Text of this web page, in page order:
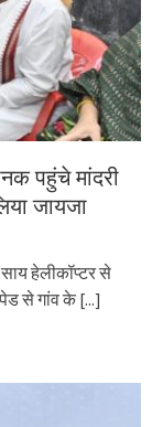
पहुंचे मांदरी
जायजा
हेलीकॉप्टर से
से गांव के [...]